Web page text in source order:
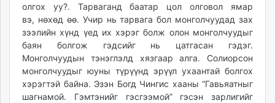
олгох уу?. Тарваганд баатар цол олговол ямар
вэ, нөхөд өө. Учир нь тарвага бол монголчуудад зах
зээлийн хүнд үед их хэрэг болж олон монголчуудыг
баян болгож гэдсийг нь цатгасан гэдэг.
Монголчуудын тэнэглэлд хязгаар алга. Солиорсон
монголчуудыг юуны түрүүнд эрүүл ухаантай болгох
хэрэгтэй байна. Эзэн Богд Чингис хааны “Гавьяатныг
шагнамой. Гэмтэнийг гэсгээмой” гэсэн зарлигийг